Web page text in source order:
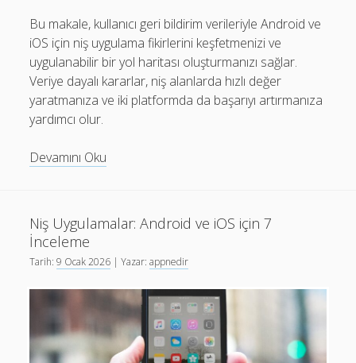
Bu makale, kullanıcı geri bildirim verileriyle Android ve
iOS için niş uygulama fikirlerini keşfetmenizi ve
uygulanabilir bir yol haritası oluşturmanızı sağlar.
Veriye dayalı kararlar, niş alanlarda hızlı değer
yaratmanıza ve iki platformda da başarıyı artırmanıza
yardımcı olur.
Devamını Oku
Bildirimle
Android
iOS
Yol
Haritası
Niş Uygulamalar: Android ve iOS için 7
İnceleme
Tarih:9 Ocak 2026 | Yazar:appnedir